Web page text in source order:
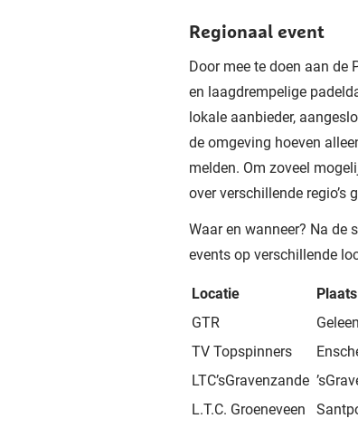
Regionaal event
Door mee te doen aan de
en laagdrempelige
lokale aanbieder,
de omgeving hoeven
melden. Om zoveel
over verschillende regio’s
Waar en wanneer? Na
events op verschillende
Locatie Plaats
GTR
TV Topspinners
LTC’sGravenzande
L.T.C. Groeneveen